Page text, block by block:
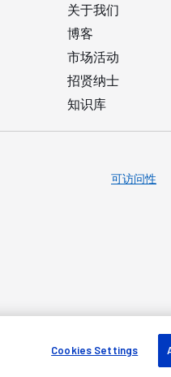
关于我们
博客
市场活动
招贤纳士
知识库
可访问性
Cookies Settings